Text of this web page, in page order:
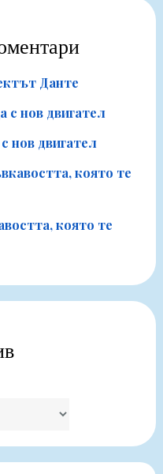
Данте
с нов двигател
нов двигател
която те
която те